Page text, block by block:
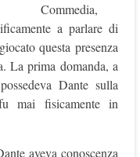
Commedia,
a parlare di
questa presenza
La prima domanda, a
Dante sulla
mai fisicamente in
aveva conoscenza